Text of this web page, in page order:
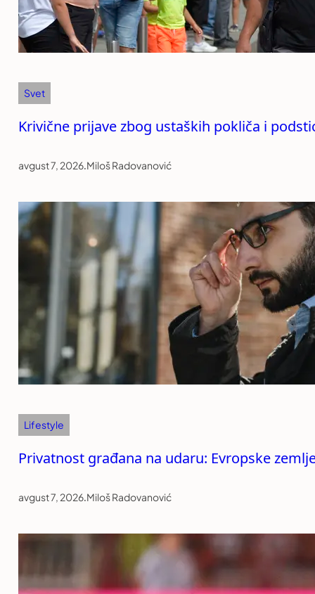
Svet
Krivične prijave zbog ustaških pokliča i
avgust 7, 2026.Miloš Radovanović
Lifestyle
Privatnost građana na udaru: Evropske
avgust 7, 2026.Miloš Radovanović